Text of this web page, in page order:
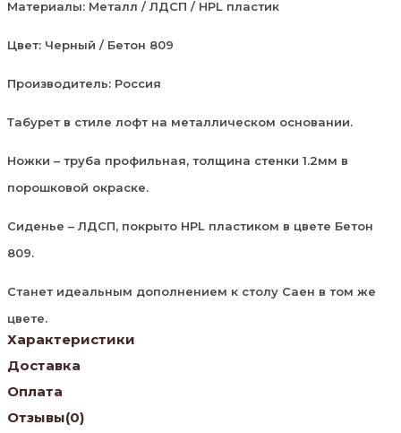
Материалы: Металл / ЛДСП / HPL пластик
Цвет: Черный / Бетон 809
Производитель: Россия
Табурет в стиле лофт на металлическом основании.
Ножки – труба профильная, толщина стенки 1.2мм в
порошковой окраске.
Сиденье – ЛДСП, покрыто HPL пластиком в цвете Бетон
809.
Станет идеальным дополнением к столу Саен в том же
цвете.
Характеристики
Доставка
Оплата
Отзывы(0)